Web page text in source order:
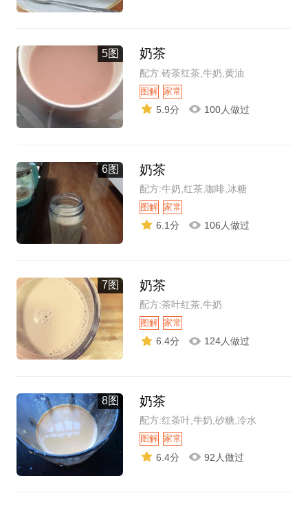
5图 奶茶
配方:砖茶红茶,牛奶,黄油
图解 家常
5.9分 100人做过
6图 奶茶
配方:牛奶,红茶,咖啡,冰糖
图解 家常
6.1分 106人做过
7图 奶茶
配方:茶叶红茶,牛奶
图解 家常
6.4分 124人做过
8图 奶茶
配方:红茶叶,牛奶,砂糖,冷水
图解 家常
6.4分 92人做过